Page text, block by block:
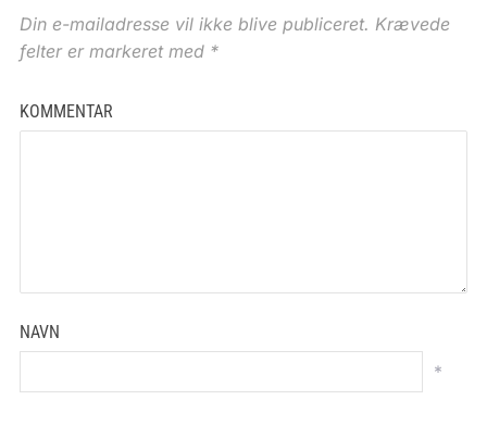
Din e-mailadresse vil ikke blive publiceret. Krævede
felter er markeret med *
KOMMENTAR
NAVN
*